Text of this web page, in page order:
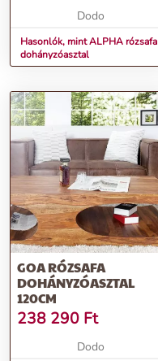
Dodo
Hasonlók, mint ALPHA rózsafa
dohányzóasztal
GOA RÓZSAFA
DOHÁNYZÓASZTAL
120CM
238 290 Ft
Dodo